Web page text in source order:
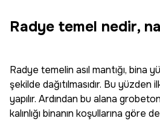
Radye temel nedir,
Radye temelin asıl mantığı, bina
şekilde dağıtılmasıdır. Bu yüzden
yapılır. Ardından bu alana
kalınlığı binanın koşullarına göre